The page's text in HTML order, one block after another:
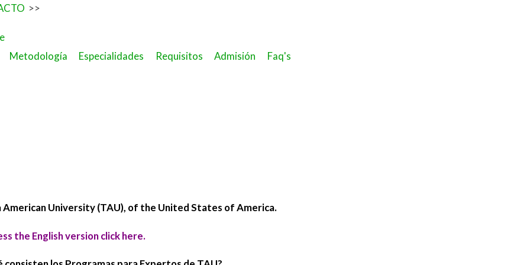
>>
Metodología Especialidades Requisitos Admisión Faq's
American University (TAU), of the United States of America.
the English versionclick here.